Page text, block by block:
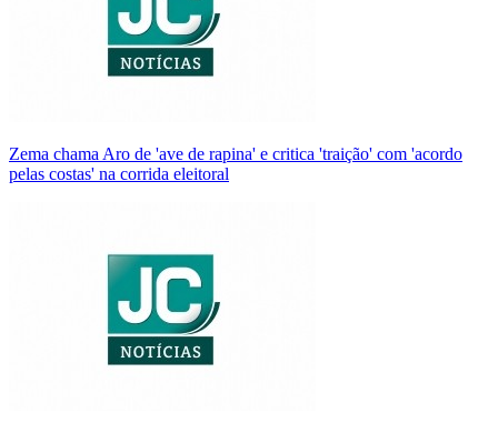
Zema chama Aro de 'ave de rapina' e critica 'traição' com 'acordo
pelas costas' na corrida eleitoral